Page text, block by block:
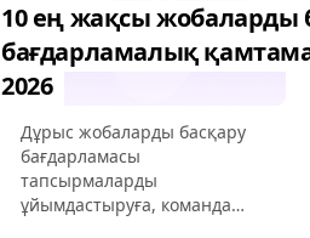
10 ең жақсы жобаларды
бағдарламалық
2026
Дұрыс жобаларды басқару
бағдарламасы
тапсырмаларды
ұйымдастыруға, команда